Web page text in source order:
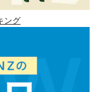
ング